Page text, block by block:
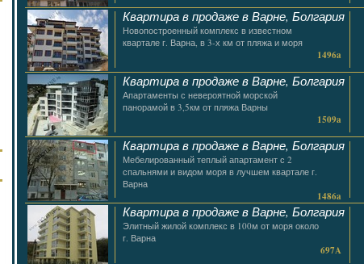
Квартира в продаже в Варне, Болгария
Новопостроенный комплекс в известном
квартале г. Варна, в 3-х км от пляжа и моря
1496a
Квартира в продаже в Варне, Болгария
Апартаменты с невероятной морской
панорамой в 3,5км от пляжа Варны
1509a
Квартира в продаже в Варне, Болгария
Мебелированный теплый апартамент с 2
спальнями и видом моря в лучшем квартале г.
Варна
1486a
Квартира в продаже в Варне, Болгария
Элитный жилой комплекс в 100м от моря около
г. Варна
697A